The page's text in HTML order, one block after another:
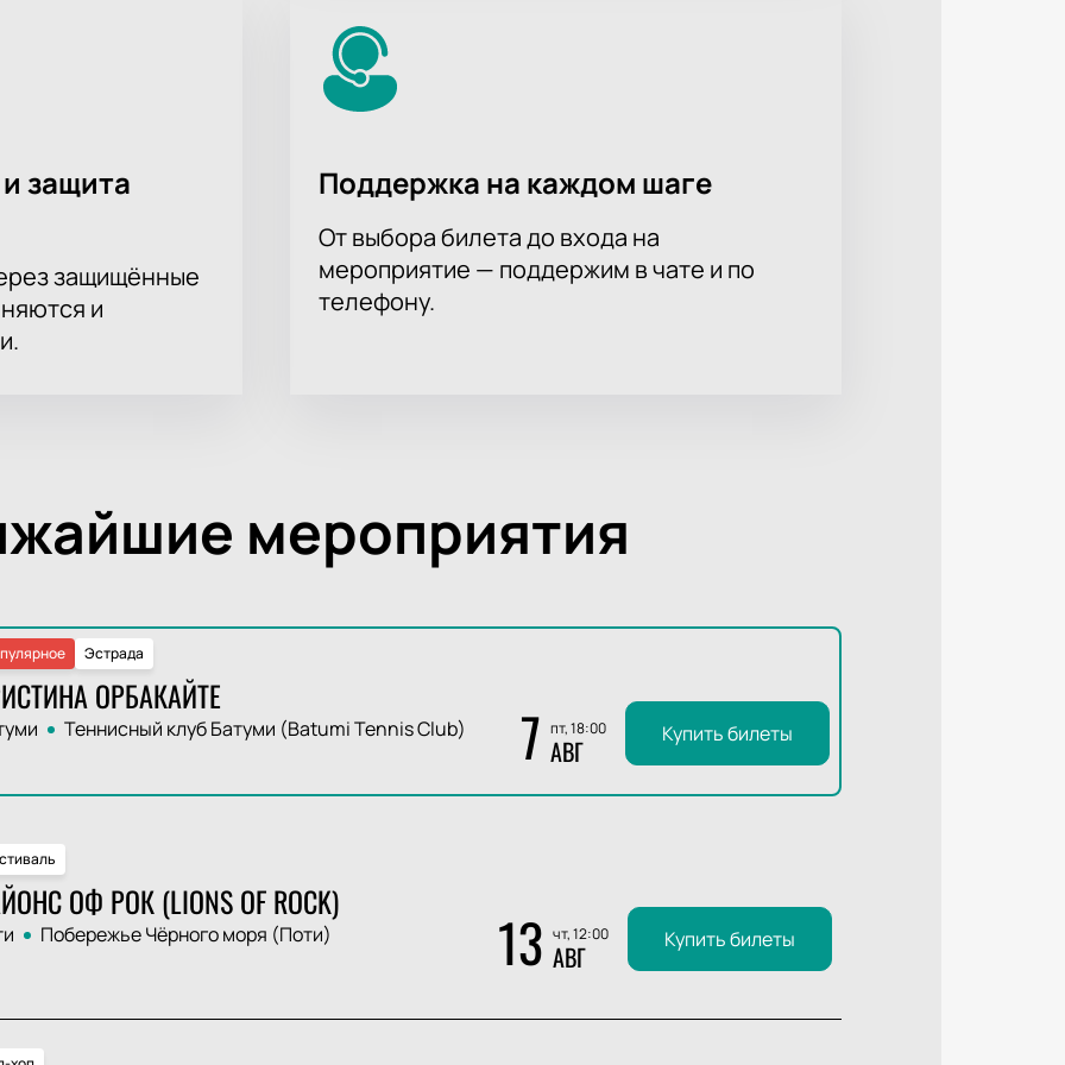
защита
защищённые
и
Поддержка на каждом шаге
От выбора билета до входа на
мероприятие — поддержим в чате и по
телефону.
мероприятия
Эстрада
ОРБАКАЙТЕ
Теннисный клуб Батуми (Batumi Tennis Club) 7 пт, 18:00
АВГ Купить билеты
ОФ РОК (LIONS OF ROCK)
Побережье Чёрного моря (Поти) 13 чт, 12:00
АВГ Купить билеты